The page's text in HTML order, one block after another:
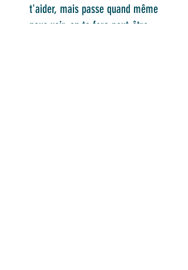
t'aider, mais passe quand même
nous voir, on te fera peut-être